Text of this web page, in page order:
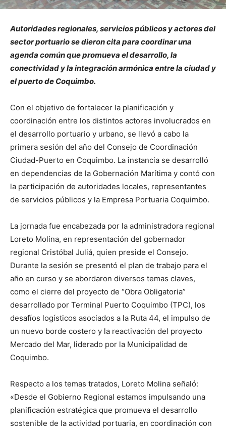
Autoridades regionales, servicios públicos y actores del
sector portuario se dieron cita para coordinar una
agenda común que promueva el desarrollo, la
conectividad y la integración armónica entre la ciudad y
el puerto de Coquimbo.
Con el objetivo de fortalecer la planificación y
coordinación entre los distintos actores involucrados en
el desarrollo portuario y urbano, se llevó a cabo la
primera sesión del año del Consejo de Coordinación
Ciudad-Puerto en Coquimbo. La instancia se desarrolló
en dependencias de la Gobernación Marítima y contó con
la participación de autoridades locales, representantes
de servicios públicos y la Empresa Portuaria Coquimbo.
La jornada fue encabezada por la administradora regional
Loreto Molina, en representación del gobernador
regional Cristóbal Juliá, quien preside el Consejo.
Durante la sesión se presentó el plan de trabajo para el
año en curso y se abordaron diversos temas claves,
como el cierre del proyecto de “Obra Obligatoria”
desarrollado por Terminal Puerto Coquimbo (TPC), los
desafíos logísticos asociados a la Ruta 44, el impulso de
un nuevo borde costero y la reactivación del proyecto
Mercado del Mar, liderado por la Municipalidad de
Coquimbo.
Respecto a los temas tratados, Loreto Molina señaló:
«Desde el Gobierno Regional estamos impulsando una
planificación estratégica que promueva el desarrollo
sostenible de la actividad portuaria, en coordinación con